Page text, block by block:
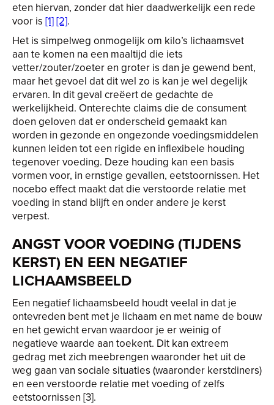
eten hiervan, zonder dat hier daadwerkelijk een rede
voor is [1][2].
Het is simpelweg onmogelijk om kilo’s lichaamsvet
aan te komen na een maaltijd die iets
vetter/zouter/zoeter en groter is dan je gewend bent,
maar het gevoel dat dit wel zo is kan je wel degelijk
ervaren. In dit geval creëert de gedachte de
werkelijkheid. Onterechte claims die de consument
doen geloven dat er onderscheid gemaakt kan
worden in gezonde en ongezonde voedingsmiddelen
kunnen leiden tot een rigide en inflexibele houding
tegenover voeding. Deze houding kan een basis
vormen voor, in ernstige gevallen, eetstoornissen. Het
nocebo effect maakt dat die verstoorde relatie met
voeding in stand blijft en onder andere je kerst
verpest.
ANGST VOOR VOEDING (TIJDENS
KERST) EN EEN NEGATIEF
LICHAAMSBEELD
Een negatief lichaamsbeeld houdt veelal in dat je
ontevreden bent met je lichaam en met name de bouw
en het gewicht ervan waardoor je er weinig of
negatieve waarde aan toekent. Dit kan extreem
gedrag met zich meebrengen waaronder het uit de
weg gaan van sociale situaties (waaronder kerstdiners)
en een verstoorde relatie met voeding of zelfs
eetstoornissen [3].